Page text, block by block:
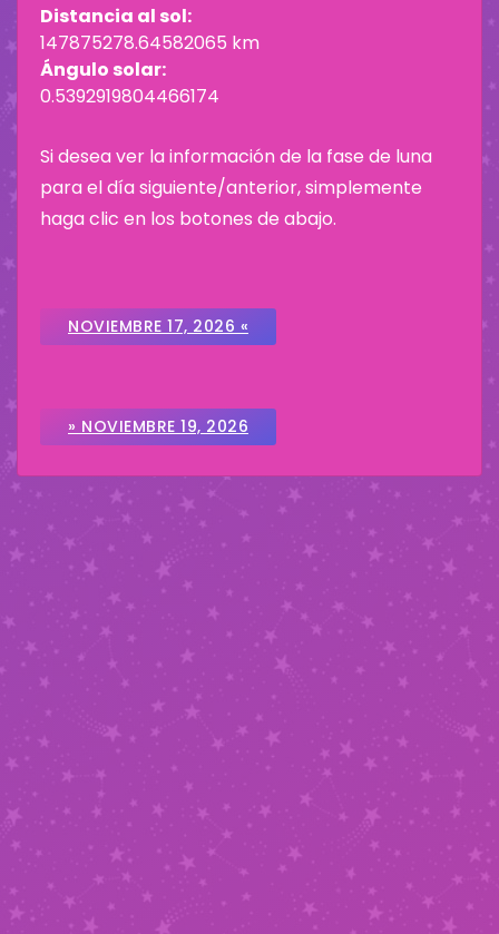
Distancia al sol:
147875278.64582065 km
Ángulo solar:
0.5392919804466174
Si desea ver la información de la fase de luna
para el día siguiente/anterior, simplemente
haga clic en los botones de abajo.
NOVIEMBRE 17, 2026 «
» NOVIEMBRE 19, 2026